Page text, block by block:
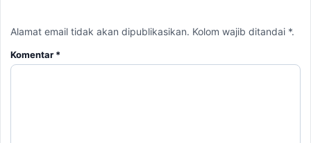
Alamat email tidak akan dipublikasikan. Kolom wajib ditandai *.
Komentar *